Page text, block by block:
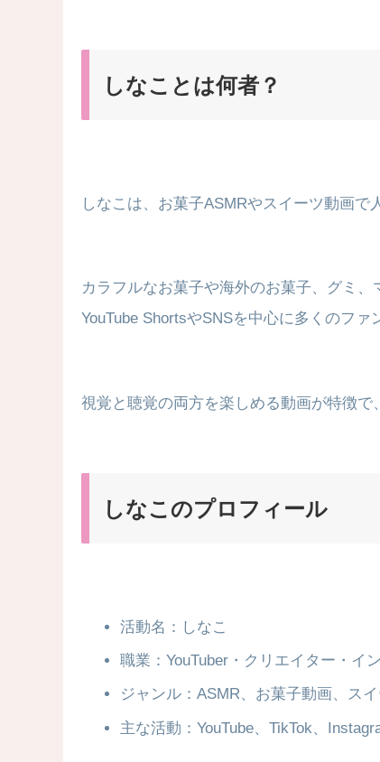
しなことは何者？
しなこは、お菓子ASMRやスイーツ動画で
カラフルなお菓子や海外のお菓子、グミ、
YouTube ShortsやSNSを中心に多くのファ
視覚と聴覚の両方を楽しめる動画が特徴で
しなこのプロフィール
活動名：しなこ
職業：YouTuber・クリエイター・イ
ジャンル：ASMR、お菓子動画、ス
主な活動：YouTube、TikTok、